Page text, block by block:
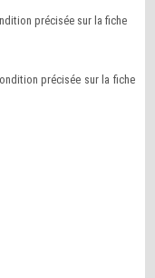
précisée sur la fiche
précisée sur la fiche